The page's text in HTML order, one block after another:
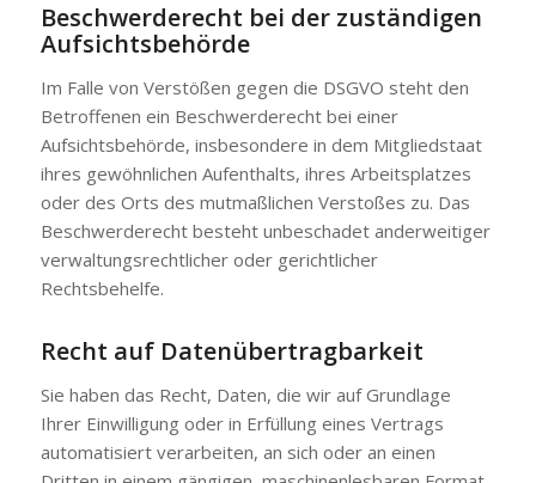
Beschwerde­recht bei der zuständigen
Aufsichts­behörde
Im Falle von Verstößen gegen die DSGVO steht den
Betroffenen ein Beschwerderecht bei einer
Aufsichtsbehörde, insbesondere in dem Mitgliedstaat
ihres gewöhnlichen Aufenthalts, ihres Arbeitsplatzes
oder des Orts des mutmaßlichen Verstoßes zu. Das
Beschwerderecht besteht unbeschadet anderweitiger
verwaltungsrechtlicher oder gerichtlicher
Rechtsbehelfe.
Recht auf Daten­übertrag­barkeit
Sie haben das Recht, Daten, die wir auf Grundlage
Ihrer Einwilligung oder in Erfüllung eines Vertrags
automatisiert verarbeiten, an sich oder an einen